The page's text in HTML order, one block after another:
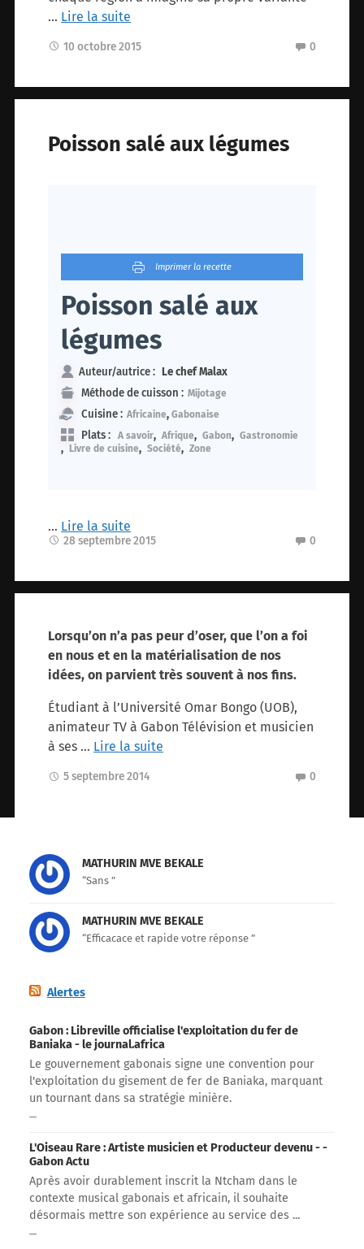
… Lire la suite
10 octobre 2015 0
Poisson salé aux légumes
Imprimer la recette
Poisson salé aux
légumes
Auteur/autrice :
Le chef Malax
Méthode de cuisson : Mijotage
Cuisine : Africaine,Gabonaise
Plats : A savoir, Afrique, Gabon, Gastronomie
, Livre de cuisine, Société, Zone
… Lire la suite
28 septembre 2015 0
Lorsqu’on n’a pas peur d’oser, que l’on a foi
en nous et en la matérialisation de nos
idées, on parvient très souvent à nos fins.
Étudiant à l’Université Omar Bongo (UOB),
animateur TV à Gabon Télévision et musicien
à ses … Lire la suite
5 septembre 2014 0
MATHURIN MVE BEKALE
“Sans ”
MATHURIN MVE BEKALE
“Efficacace et rapide votre réponse ”
Alertes
Gabon : Libreville officialise l'exploitation du fer de
Baniaka - le journal.africa
Le gouvernement gabonais signe une convention pour
l'exploitation du gisement de fer de Baniaka, marquant
un tournant dans sa stratégie minière.
L'Oiseau Rare : Artiste musicien et Producteur devenu - -
Gabon Actu
Après avoir durablement inscrit la Ntcham dans le
contexte musical gabonais et africain, il souhaite
désormais mettre son expérience au service des ...